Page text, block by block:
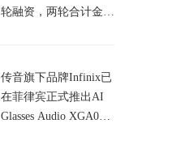
轮融资，两轮合计金额
传音旗下品牌Infinix已
在菲律宾正式推出AI
Glasses Audio XGA01